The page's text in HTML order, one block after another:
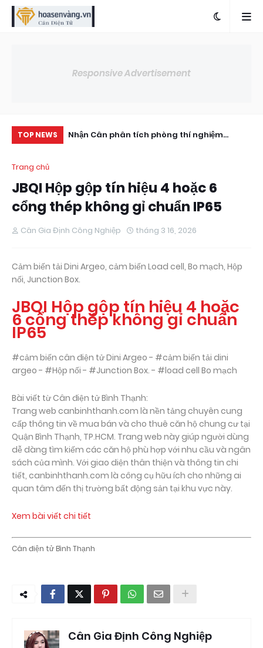
Responsive Advertisement
TOP NEWS
giao-
Nhận Cân phân tích phòng thí nghiệm
Trang chủ
JBQI Hộp gộp tín hiệu 4 hoặc 6
cổng thép không gỉ chuẩn IP65
Cân Gia Định Công Nghiệp tháng 3 16, 2026
Cảm biến tải Dini Argeo, cảm biến Load cell, Bo mạch, Hộp
nối, Junction Box.
JBQI Hộp gộp tín hiệu 4 hoặc
6 cổng thép không gỉ chuẩn
IP65
#cảm biến cân điện tử Dini Argeo - #cảm biến tải dini
argeo - #Hộp nối - #Junction Box. - #load cell Bo mạch
Bài viết từ Cân điện tử Bình Thạnh:
Trang web canbinhthanh.com là nền tảng chuyên cung
cấp thông tin về mua bán và cho thuê căn hộ chung cư tại
Quận Bình Thạnh, TP.HCM. Trang web này giúp người dùng
dễ dàng tìm kiếm các căn hộ phù hợp với nhu cầu và ngân
sách của mình. Với giao diện thân thiện và thông tin chi
tiết, canbinhthanh.com là công cụ hữu ích cho những ai
quan tâm đến thị trường bất động sản tại khu vực này.
Xem bài viết chi tiết
Cân điện tử Bình Thạnh
Cân Gia Định Công Nghiệp